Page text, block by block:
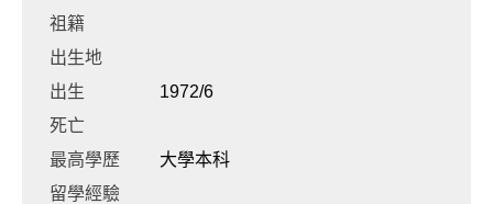
祖籍
出生地
出生
1972/6
死亡
最高學歷
大學本科
留學經驗